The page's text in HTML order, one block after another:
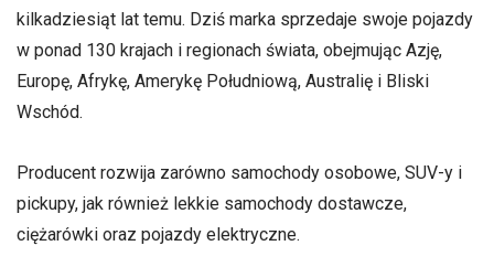
kilkadziesiąt lat temu. Dziś marka sprzedaje swoje pojazdy
w ponad 130 krajach i regionach świata, obejmując Azję,
Europę, Afrykę, Amerykę Południową, Australię i Bliski
Wschód.
Producent rozwija zarówno samochody osobowe, SUV-y i
pickupy, jak również lekkie samochody dostawcze,
ciężarówki oraz pojazdy elektryczne.